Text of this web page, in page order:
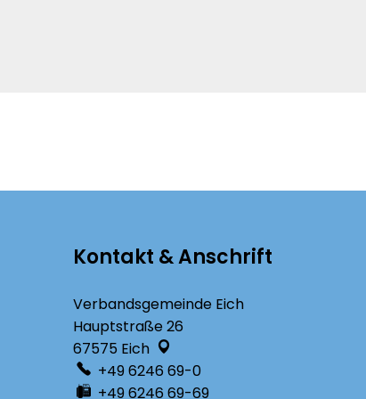
Kontakt & Anschrift
Verbandsgemeinde Eich
Hauptstraße 26
67575 Eich
+49 6246 69-0
+49 6246 69-69